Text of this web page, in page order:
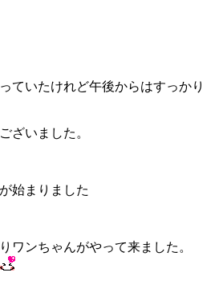
ていたけれど午後からはすっかり
ざいました。
始まりました
ワンちゃんがやって来ました。